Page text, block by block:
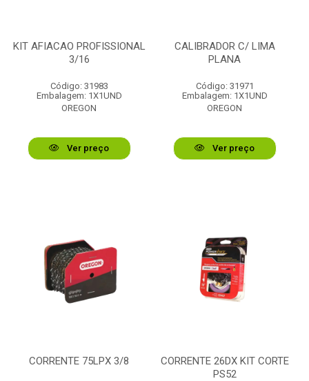
KIT AFIACAO PROFISSIONAL
3/16
Código: 31983
Embalagem: 1X1UND
OREGON
Ver preço
CALIBRADOR C/ LIMA
PLANA
Código: 31971
Embalagem: 1X1UND
OREGON
Ver preço
CORRENTE 75LPX 3/8
CORRENTE 26DX KIT CORTE
PS52